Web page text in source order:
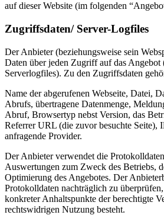
auf dieser Website (im folgenden
Zugriffsdaten/ Server-Logfiles
Der Anbieter (beziehungsweise sein
Daten über jeden Zugriff auf das Angebot
Serverlogfiles). Zu den Zugriffsdaten
Name der abgerufenen Webseite, Datei,
Abrufs, übertragene Datenmenge,
Abruf, Browsertyp nebst Version, das
Referrer URL (die zuvor besuchte Seite),
anfragende Provider.
Der Anbieter verwendet die
Auswertungen zum Zweck des Betriebs,
Optimierung des Angebotes. Der
Protokolldaten nachträglich zu
konkreter Anhaltspunkte der berechtigte
rechtswidrigen Nutzung besteht.